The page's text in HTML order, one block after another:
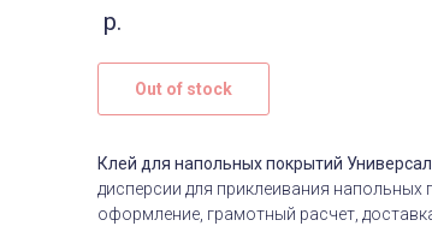
р.
Out of stock
Клей для напольных покрытий Универсал
дисперсии для приклеивания напольных
оформление, грамотный расчет,